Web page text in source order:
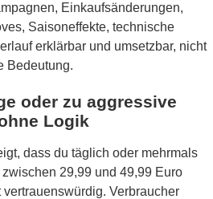
Einkaufsänderungen,
Saisoneffekte, technische
erklärbar und umsetzbar, nicht
Bedeutung.
oder zu aggressive
Logik
dass du täglich oder mehrmals
29,99 und 49,99 Euro
Verbraucher